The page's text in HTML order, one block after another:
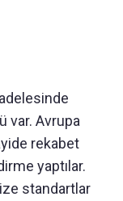
var. Avrupa
rekabet
yaptılar.
standartlar